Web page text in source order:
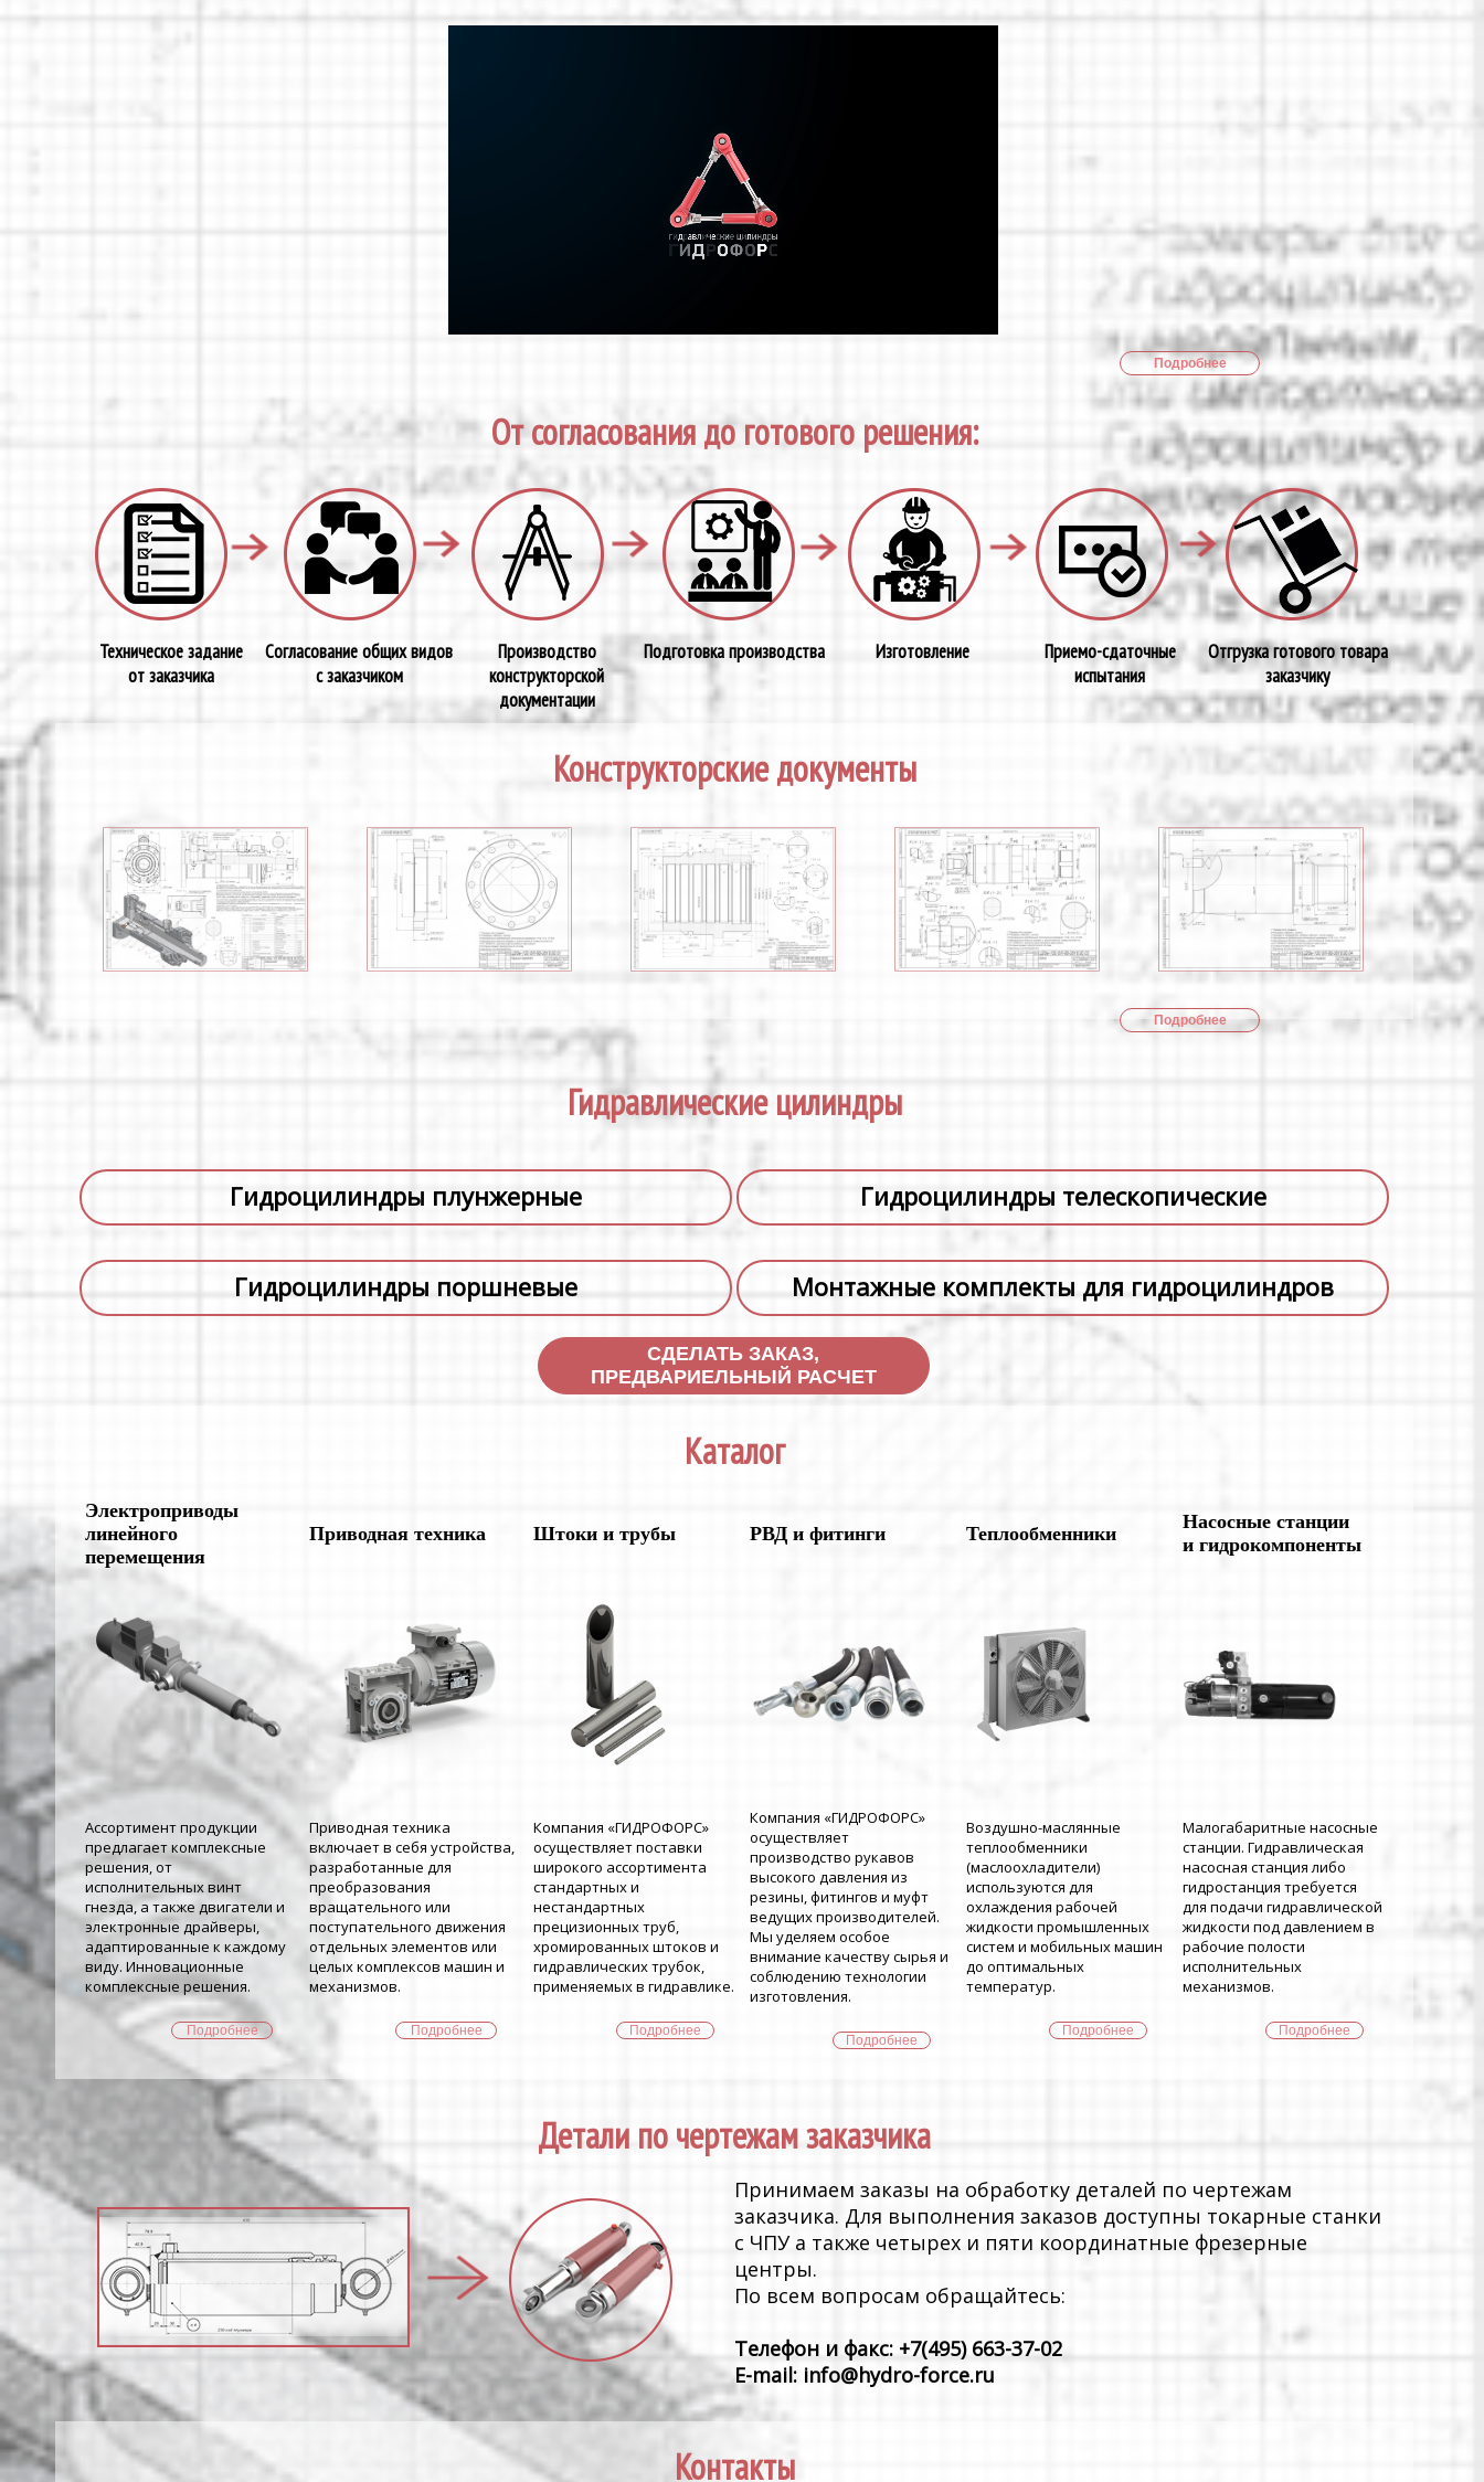
Подробнее
От согласования до готового решения:
Техническое задание
от заказчика
Согласование общих видов
с заказчиком
Производство
конструкторской
документации
Подготовка производства Изготовление
Приемо-сдаточные
испытания
Отгрузка готового товара
заказчику
Конструкторские документы
Подробнее
Гидравлические цилиндры
Гидроцилиндры плунжерные Гидроцилиндры телескопические
Гидроцилиндры поршневые Монтажные комплекты для гидроцилиндров
СДЕЛАТЬ ЗАКАЗ,
ПРЕДВАРИЕЛЬНЫЙ РАСЧЕТ
Каталог
Электроприводы
линейного
перемещения
Приводная техника Штоки и трубы РВД и фитинги Теплообменники
Насосные станции
и гидрокомпоненты
Ассортимент продукции
предлагает комплексные
решения, от
исполнительных винт
гнезда, а также двигатели и
электронные драйверы,
адаптированные к каждому
виду. Инновационные
комплексные решения.
Подробнее
Приводная техника
включает в себя устройства,
разработанные для
преобразования
вращательного или
поступательного движения
отдельных элементов или
целых комплексов машин и
механизмов.
Подробнее
Компания «ГИДРОФОРС»
осуществляет поставки
широкого ассортимента
стандартных и
нестандартных
прецизионных труб,
хромированных штоков и
гидравлических трубок,
применяемых в гидравлике.
Подробнее
Компания «ГИДРОФОРС»
осуществляет
производство рукавов
высокого давления из
резины, фитингов и муфт
ведущих производителей.
Мы уделяем особое
внимание качеству сырья и
соблюдению технологии
изготовления.
Подробнее
Воздушно-маслянные
теплообменники
(маслоохладители)
используются для
охлаждения рабочей
жидкости промышленных
систем и мобильных машин
до оптимальных
температур.
Подробнее
Малогабаритные насосные
станции. Гидравлическая
насосная станция либо
гидростанция требуется
для подачи гидравлической
жидкости под давлением в
рабочие полости
исполнительных
механизмов.
Подробнее
Детали по чертежам заказчика
Принимаем заказы на обработку деталей по чертежам
заказчика. Для выполнения заказов доступны токарные станки
с ЧПУ а также четырех и пяти координатные фрезерные
центры.
По всем вопросам обращайтесь:
Телефон и факс: +7(495) 663-37-02
E-mail: info@hydro-force.ru
Контакты